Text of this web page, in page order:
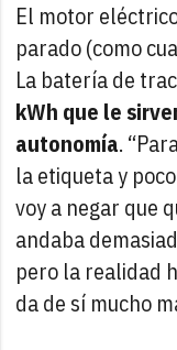
El motor
parado (como
La batería de
kWh que le
autonomía.
la etiqueta y
voy a negar que
andaba
pero la realidad
da de sí mucho